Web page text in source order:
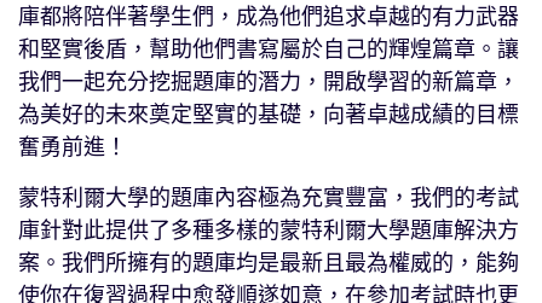
庫都將陪伴著學生們，成為他們追求卓越的有力武器
和堅實後盾，幫助他們書寫屬於自己的輝煌篇章。讓
我們一起充分挖掘題庫的潛力，開啟學習的新篇章，
為美好的未來奠定堅實的基礎，向著卓越成績的目標
奮勇前進！
蒙特利爾大學的題庫內容極為充實豐富，我們的考試
庫針對此提供了多種多樣的蒙特利爾大學題庫解決方
案。我們所擁有的題庫均是最新且最為權威的，能夠
使你在復習過程中愈發順遂如意，在參加考試時也更